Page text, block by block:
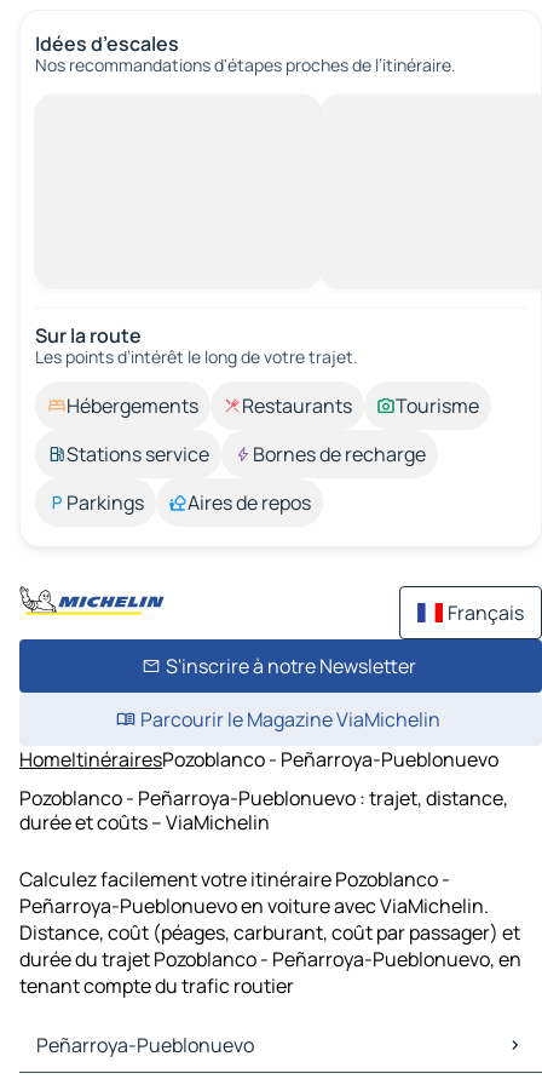
Idées d’escales
Nos recommandations d'étapes proches de l’itinéraire.
Sur la route
Les points d’intérêt le long de votre trajet.
Hébergements Restaurants
Tourisme
Stations service
Bornes de recharge
Parkings
Aires de repos
Français
S'inscrire à notre Newsletter
Parcourir le Magazine ViaMichelin
HomeItinérairesPozoblanco - Peñarroya-Pueblonuevo
Pozoblanco - Peñarroya-Pueblonuevo : trajet, distance,
durée et coûts – ViaMichelin
Calculez facilement votre itinéraire Pozoblanco -
Peñarroya-Pueblonuevo en voiture avec ViaMichelin.
Distance, coût (péages, carburant, coût par passager) et
durée du trajet Pozoblanco - Peñarroya-Pueblonuevo, en
tenant compte du trafic routier
Peñarroya-Pueblonuevo